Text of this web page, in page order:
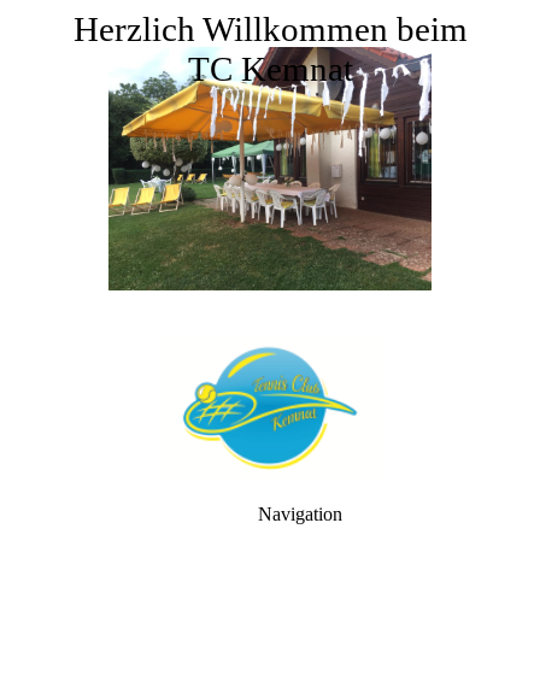
Herzlich Willkommen beim
TC Kemnat
Navigation